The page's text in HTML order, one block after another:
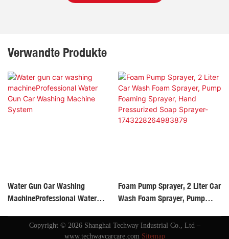
Verwandte Produkte
Water Gun Car Washing
MachineProfessional Water
System
Foam Pump Sprayer, 2 Liter Car
Wash Foam Sprayer, Pump
Pressurized Soap Sprayer-
1743228264983879
Copyright © 2026 Shanghai Techway Industrial Co., Ltd –
www.techwaycarcare.com Sitemap